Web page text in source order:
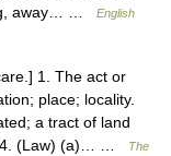
away… …
English
1. The act or
place; locality.
a tract of land
4. (Law) (a)… …
The